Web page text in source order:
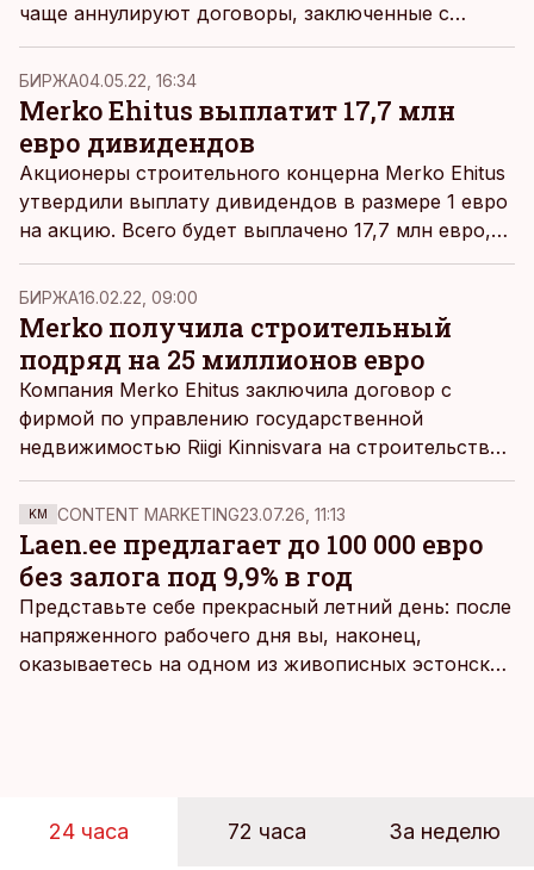
чаще аннулируют договоры, заключенные с
клиентами на бронирование и покупку жилья. В
лучшем случае предупреждают о повышении
стоимости строительства, а покупателям
приходится принимать решение самостоятельно:
либо соглашаться на новую цену, либо вообще
отказываться от приобретения жилья.
БИРЖА04.05.22, 16:34
Merko Ehitus выплатит 17,7 млн
евро дивидендов
Акционеры строительного концерна Merko Ehitus
утвердили выплату дивидендов в размере 1 евро
на акцию. Всего будет выплачено 17,7 млн евро,
пишетÄripäev.
БИРЖА16.02.22, 09:00
Merko получила строительный
подряд на 25 миллионов евро
Компания Merko Ehitus заключила договор с
фирмой по управлению государственной
недвижимостью Riigi Kinnisvara на строительство
Пельгулиннаской гимназии.
KM CONTENT MARKETING23.07.26, 11:13
Laen.ee предлагает до 100 000 евро
без залога под 9,9% в год
Представьте себе прекрасный летний день: после
напряженного рабочего дня вы, наконец,
оказываетесь на одном из живописных эстонских
24 часа 72 часа За неделю